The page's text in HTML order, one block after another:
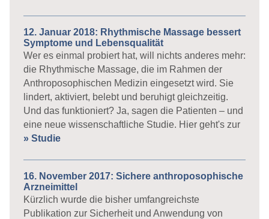
12. Januar 2018: Rhythmische Massage bessert
Symptome und Lebensqualität
Wer es einmal probiert hat, will nichts anderes mehr:
die Rhythmische Massage, die im Rahmen der
Anthroposophischen Medizin eingesetzt wird. Sie
lindert, aktiviert, belebt und beruhigt gleichzeitig.
Und das funktioniert? Ja, sagen die Patienten – und
eine neue wissenschaftliche Studie. Hier geht's zur
» Studie
16. November 2017: Sichere anthroposophische
Arzneimittel
Kürzlich wurde die bisher umfangreichste
Publikation zur Sicherheit und Anwendung von